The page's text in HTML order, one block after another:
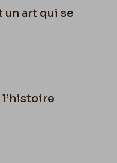
art qui se
l’histoire